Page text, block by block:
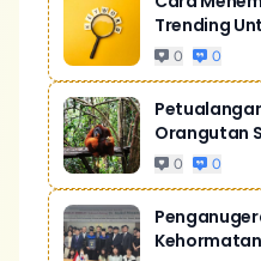
Trending
0 0
Orangutan
0 0